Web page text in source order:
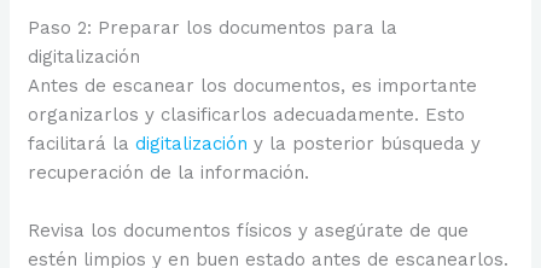
Paso 2: Preparar los documentos para la
digitalización
Antes de escanear los documentos, es importante
organizarlos y clasificarlos adecuadamente. Esto
facilitará ladigitalización y la posterior búsqueda y
recuperación de la información.
Revisa los documentos físicos y asegúrate de que
estén limpios y en buen estado antes de escanearlos.